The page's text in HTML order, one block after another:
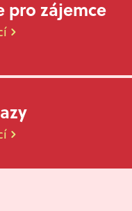
pro zájemce